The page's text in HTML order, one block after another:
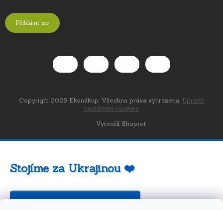
.
Přihlásit se
Vytvořil Shoptet
Copyright 2026 Ekonákup. Všechna práva vyhrazena. Upravit
nastavení cookies
Stojíme za Ukrajinou ❤️